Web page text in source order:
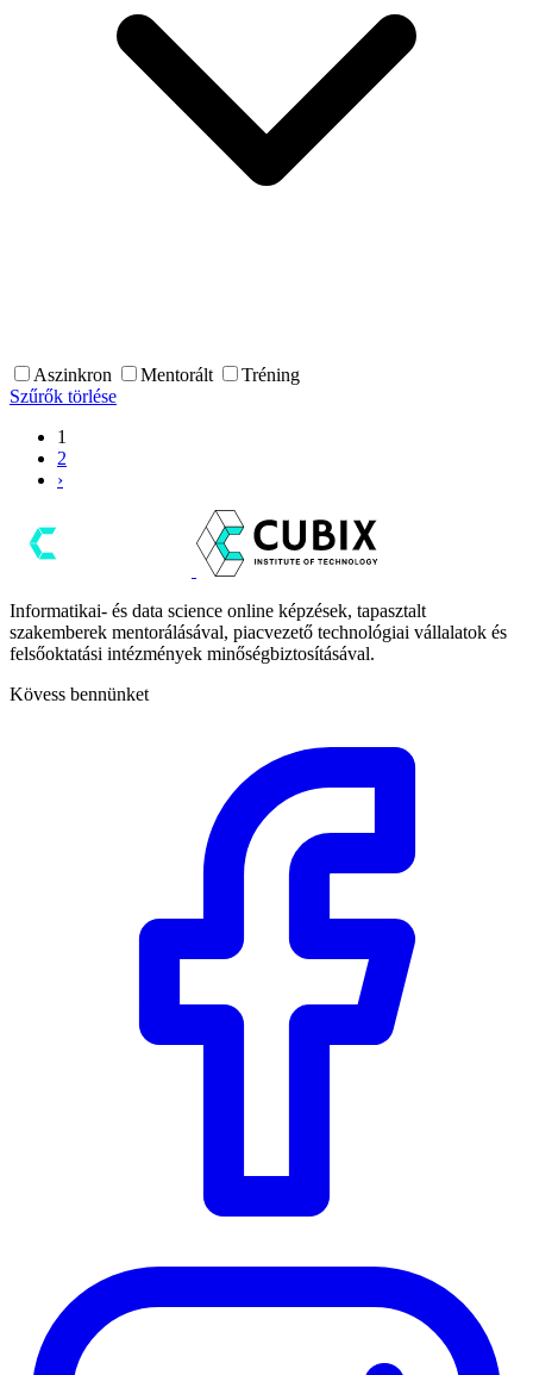
Aszinkron Mentorált
Tréning
Szűrők törlése
1
2
›
Informatikai- és data science online képzések, tapasztalt
szakemberek mentorálásával, piacvezető technológiai vállalatok és
felsőoktatási intézmények minőségbiztosításával.
Kövess bennünket